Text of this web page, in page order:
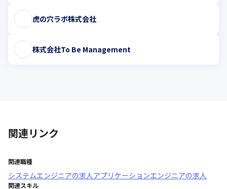
虎の穴ラボ株式会社
株式会社To Be Management
関連リンク
関連職種
システムエンジニアの求人アプリケーションエンジニアの求人
関連スキル